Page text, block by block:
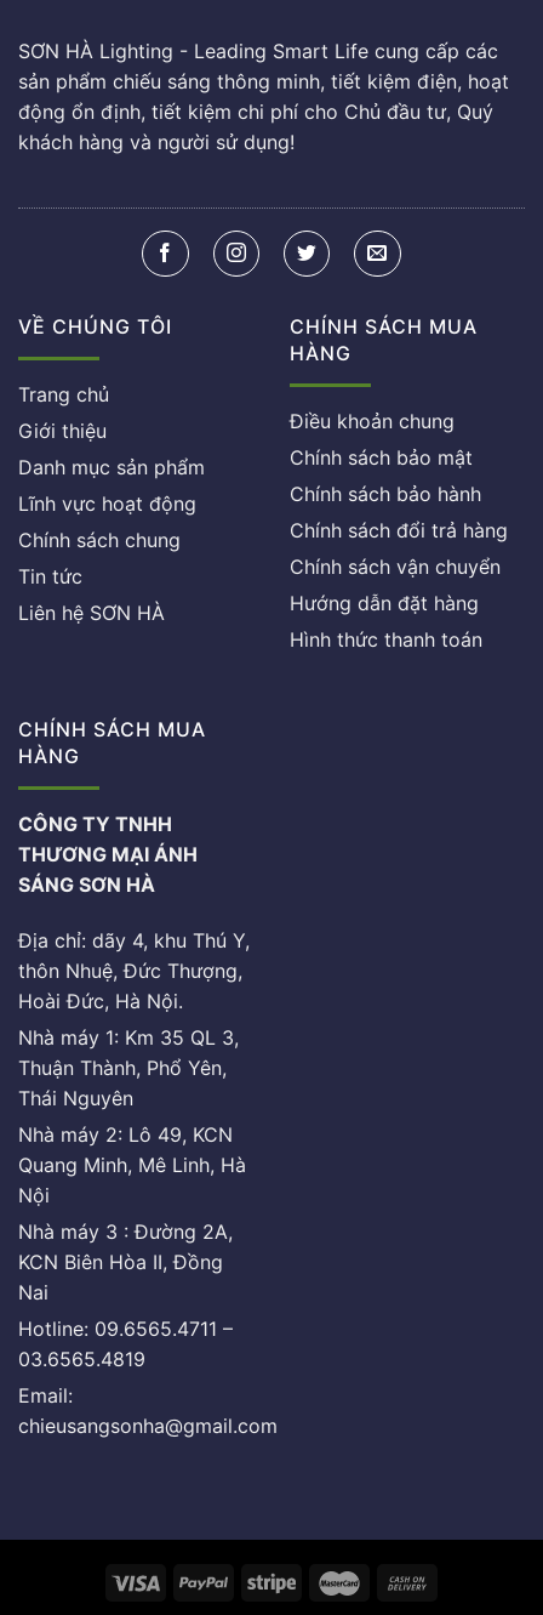
SƠN HÀ Lighting - Leading Smart Life cung cấp các
sản phẩm chiếu sáng thông minh, tiết kiệm điện, hoạt
động ổn định, tiết kiệm chi phí cho Chủ đầu tư, Quý
khách hàng và người sử dụng!
VỀ CHÚNG TÔI
Trang chủ
Giới thiệu
Danh mục sản phẩm
Lĩnh vực hoạt động
Chính sách chung
Tin tức
Liên hệ SƠN HÀ
CHÍNH SÁCH MUA
HÀNG
Điều khoản chung
Chính sách bảo mật
Chính sách bảo hành
Chính sách đổi trả hàng
Chính sách vận chuyển
Hướng dẫn đặt hàng
Hình thức thanh toán
CHÍNH SÁCH MUA
HÀNG
CÔNG TY TNHH
THƯƠNG MẠI ÁNH
SÁNG SƠN HÀ
Địa chỉ: dãy 4, khu Thú Y,
thôn Nhuệ, Đức Thượng,
Hoài Đức, Hà Nội.
Nhà máy 1: Km 35 QL 3,
Thuận Thành, Phổ Yên,
Thái Nguyên
Nhà máy 2: Lô 49, KCN
Quang Minh, Mê Linh, Hà
Nội
Nhà máy 3 : Đường 2A,
KCN Biên Hòa II, Đồng
Nai
Hotline: 09.6565.4711 –
03.6565.4819
Email:
chieusangsonha@gmail.com